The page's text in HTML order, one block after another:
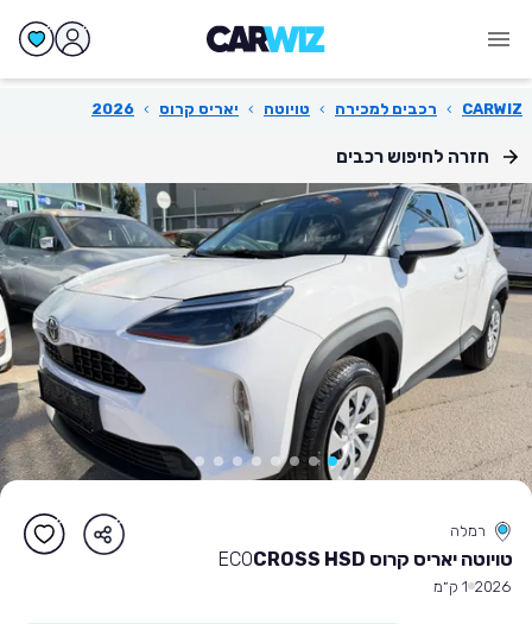
CARWIZ
› רכבים למכירה › טויוטה › יאריס קרוס ›
2026
חזרה לחיפוש רכבים
רמלה
טויוטה יאריס קרוס CROSS HSD ECO
2026 1 ק״מ